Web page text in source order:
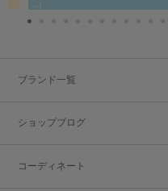
ブランド一覧
ショップブログ
コーディネート